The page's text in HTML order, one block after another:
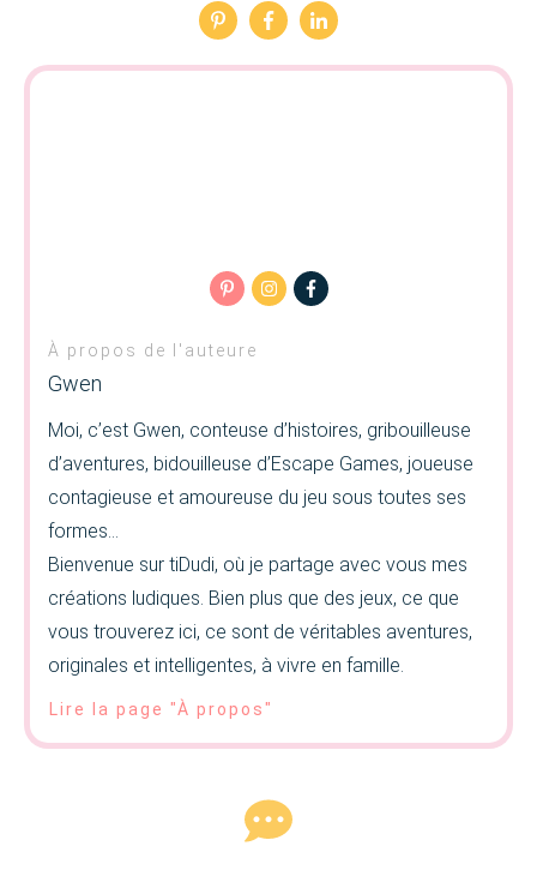
À propos de l'auteure
Gwen
Moi, c’est Gwen, conteuse d’histoires, gribouilleuse
d’aventures, bidouilleuse d’Escape Games, joueuse
contagieuse et amoureuse du jeu sous toutes ses
formes…
Bienvenue sur tiDudi, où je partage avec vous mes
créations ludiques. Bien plus que des jeux, ce que
vous trouverez ici, ce sont de véritables aventures,
originales et intelligentes, à vivre en famille.
Lire la page "À propos"